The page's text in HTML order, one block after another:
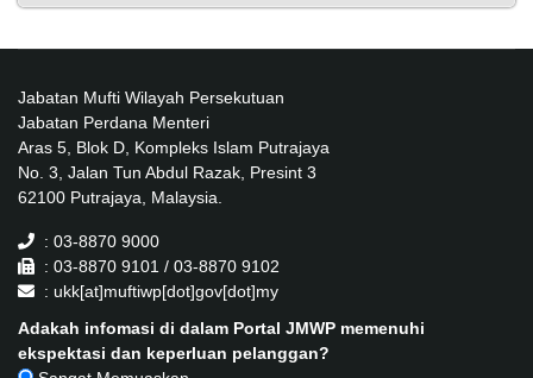
Jabatan Mufti Wilayah Persekutuan
Jabatan Perdana Menteri
Aras 5, Blok D, Kompleks Islam Putrajaya
No. 3, Jalan Tun Abdul Razak, Presint 3
62100 Putrajaya, Malaysia.
: 03-8870 9000
: 03-8870 9101 / 03-8870 9102
: ukk[at]muftiwp[dot]gov[dot]my
Adakah infomasi di dalam Portal JMWP memenuhi
ekspektasi dan keperluan pelanggan?